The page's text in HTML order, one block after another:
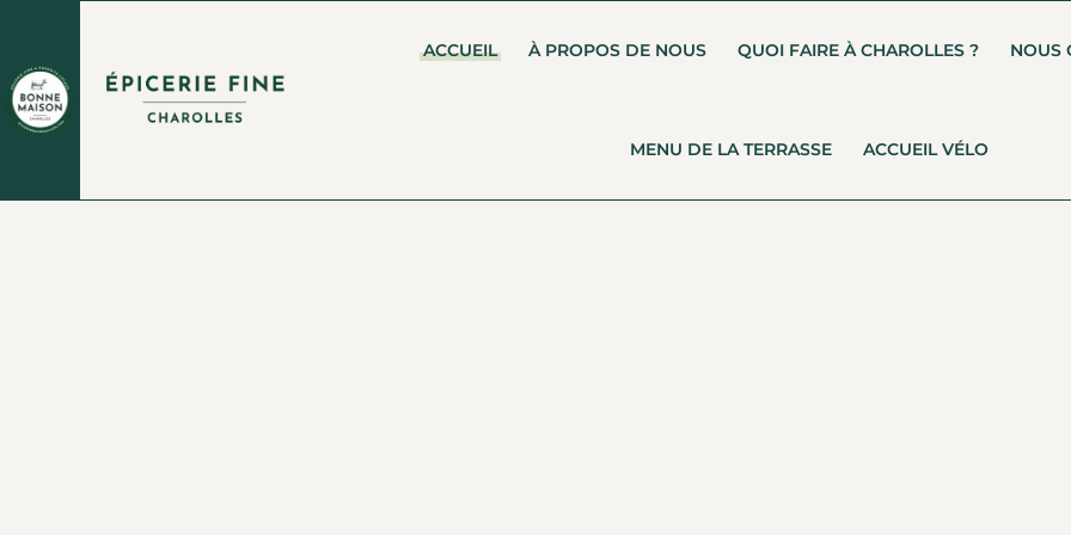
ACCUEIL À PROPOS DE NOUS QUOI FAIRE À CHAROLLES ? NOUS
MENU DE LA TERRASSE ACCUEIL VÉLO